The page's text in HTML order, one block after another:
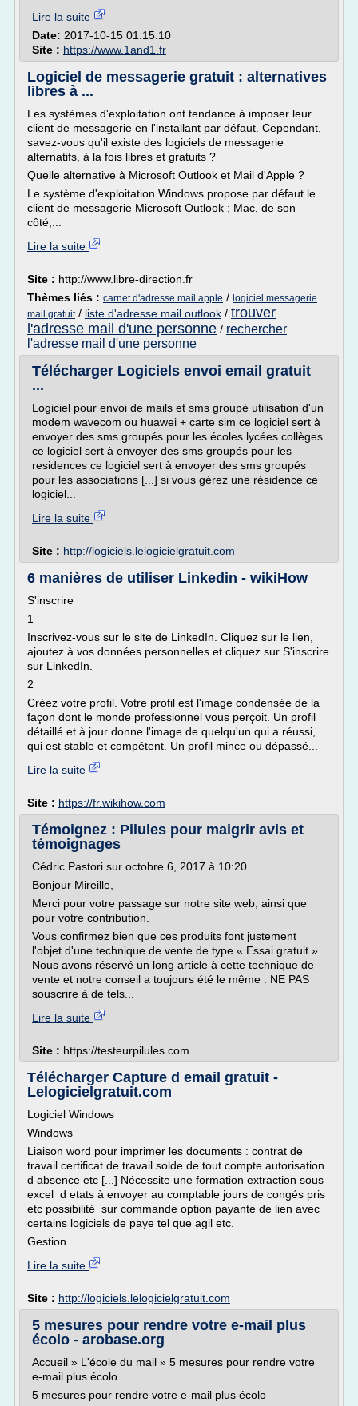
Lire la suite
Date: 2017-10-15 01:15:10
Site : https://www.1and1.fr
Logiciel de messagerie gratuit : alternatives
libres à ...
Les systèmes d'exploitation ont tendance à imposer leur
client de messagerie en l'installant par défaut. Cependant,
savez-vous qu'il existe des logiciels de messagerie
alternatifs, à la fois libres et gratuits ?
Quelle alternative à Microsoft Outlook et Mail d'Apple ?
Le système d'exploitation Windows propose par défaut le
client de messagerie Microsoft Outlook ; Mac, de son
côté,...
Lire la suite
Site : http://www.libre-direction.fr
Thèmes liés : carnet d'adresse mail apple / logiciel messagerie
mail gratuit/ liste d'adresse mail outlook / trouver
l'adresse mail d'une personne / rechercher
l'adresse mail d'une personne
Télécharger Logiciels envoi email gratuit
...
Logiciel pour envoi de mails et sms groupé utilisation d'un
modem wavecom ou huawei + carte sim ce logiciel sert à
envoyer des sms groupés pour les écoles lycées collèges
ce logiciel sert à envoyer des sms groupés pour les
residences ce logiciel sert à envoyer des sms groupés
pour les associations [...] si vous gérez une résidence ce
logiciel...
Lire la suite
Site : http://logiciels.lelogicielgratuit.com
6 manières de utiliser Linkedin - wikiHow
S'inscrire
1
Inscrivez-vous sur le site de LinkedIn. Cliquez sur le lien,
ajoutez à vos données personnelles et cliquez sur S'inscrire
sur LinkedIn.
2
Créez votre profil. Votre profil est l'image condensée de la
façon dont le monde professionnel vous perçoit. Un profil
détaillé et à jour donne l'image de quelqu'un qui a réussi,
qui est stable et compétent. Un profil mince ou dépassé...
Lire la suite
Site : https://fr.wikihow.com
Témoignez : Pilules pour maigrir avis et
témoignages
Cédric Pastori sur octobre 6, 2017 à 10:20
Bonjour Mireille,
Merci pour votre passage sur notre site web, ainsi que
pour votre contribution.
Vous confirmez bien que ces produits font justement
l'objet d'une technique de vente de type « Essai gratuit ».
Nous avons réservé un long article à cette technique de
vente et notre conseil a toujours été le même : NE PAS
souscrire à de tels...
Lire la suite
Site : https://testeurpilules.com
Télécharger Capture d email gratuit -
Lelogicielgratuit.com
Logiciel Windows
Windows
Liaison word pour imprimer les documents : contrat de
travail certificat de travail solde de tout compte autorisation
d absence etc [...] Nécessite une formation extraction sous
excel d etats à envoyer au comptable jours de congés pris
etc possibilité sur commande option payante de lien avec
certains logiciels de paye tel que agil etc.
Gestion...
Lire la suite
Site : http://logiciels.lelogicielgratuit.com
5 mesures pour rendre votre e-mail plus
écolo - arobase.org
Accueil » L'école du mail » 5 mesures pour rendre votre
e-mail plus écolo
5 mesures pour rendre votre e-mail plus écolo